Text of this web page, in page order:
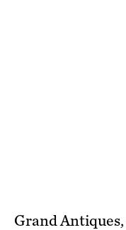
Grand